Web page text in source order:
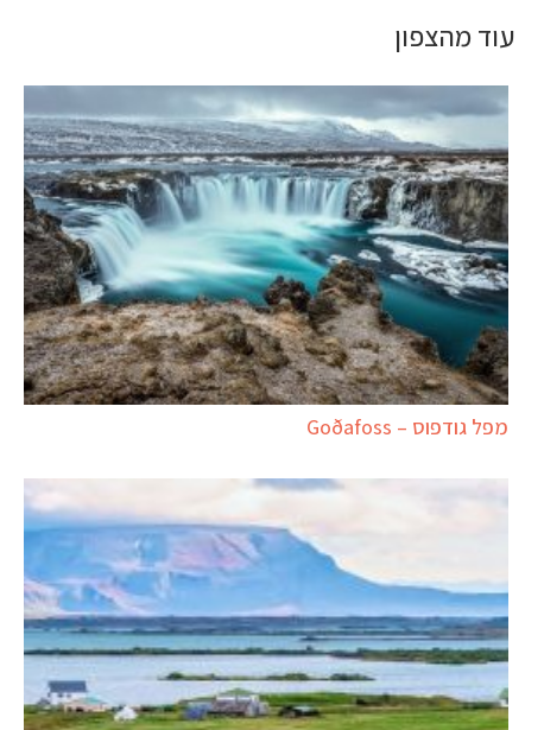
עוד מהצפון
מפל גודפוס – Goðafoss